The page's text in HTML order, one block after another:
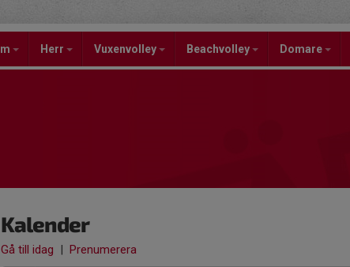
Herr Vuxenvolley Beachvolley Domare
Kalender
Gå till idag | Prenumerera